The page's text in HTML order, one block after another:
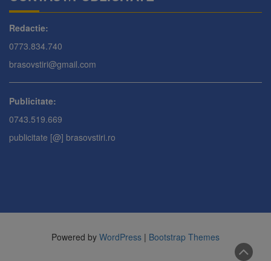
Redactie:
0773.834.740
brasovstiri@gmail.com
Publicitate:
0743.519.669
publicitate [@] brasovstiri.ro
Powered by WordPress | Bootstrap Themes